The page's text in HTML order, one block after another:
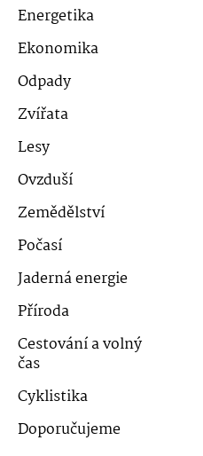
Energetika
Ekonomika
Odpady
Zvířata
Lesy
Ovzduší
Zemědělství
Počasí
Jaderná energie
Příroda
Cestování a volný
čas
Cyklistika
Doporučujeme